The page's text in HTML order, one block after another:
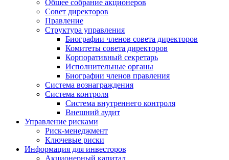
Общее собрание акционеров
Совет директоров
Правление
Структура управления
Биографии членов совета директоров
Комитеты совета директоров
Корпоративный секретарь
Исполнительные органы
Биографии членов правления
Система вознаграждения
Система контроля
Система внутреннего контроля
Внешний аудит
Управление рисками
Риск-менеджмент
Ключевые риски
Информация для инвесторов
Акционерный капитал